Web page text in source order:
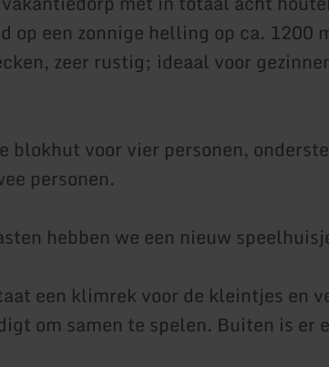
op een zonnige helling op ca. 1200
zeer rustig; ideaal voor
blokhut voor vier personen,
personen.
hebben we een nieuw
een klimrek voor de kleintjes en
om samen te spelen. Buiten is er